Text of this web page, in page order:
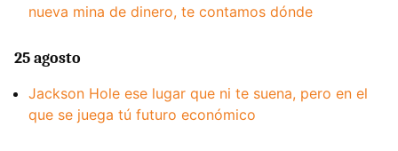
nueva mina de dinero, te contamos dónde
25 agosto
Jackson Hole ese lugar que ni te suena, pero en el
que se juega tú futuro económico